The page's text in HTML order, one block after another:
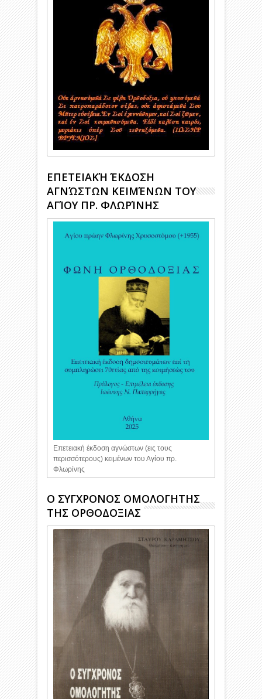
ΕΠΕΤΕΙΑΚΉ ΈΚΔΟΣΗ
ΑΓΝΏΣΤΩΝ ΚΕΙΜΈΝΩΝ ΤΟΥ
ΑΓΊΟΥ ΠΡ. ΦΛΩΡΊΝΗΣ
Επετειακή έκδοση αγνώστων (εις τους
περισσότερους) κειμένων του Αγίου πρ.
Φλωρίνης
O ΣΥΓΧΡΟΝΟΣ ΟΜΟΛΟΓΗΤΗΣ
ΤΗΣ ΟΡΘΟΔΟΞΙΑΣ